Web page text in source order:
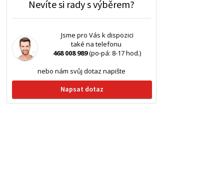
Nevíte si rady s výběrem?
Jsme pro Vás k dispozici
také na telefonu
468 008 989(po-pá: 8-17 hod.)
nebo nám svůj dotaz napište
Napsat dotaz